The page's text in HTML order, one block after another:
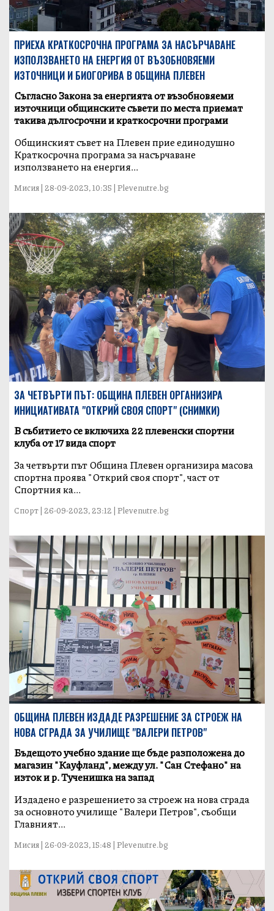
ПРИЕХА КРАТКОСРОЧНА ПРОГРАМА ЗА НАСЪРЧАВАНЕ
ИЗПОЛЗВАНЕТО НА ЕНЕРГИЯ ОТ ВЪЗОБНОВЯЕМИ
ИЗТОЧНИЦИ И БИОГОРИВА В ОБЩИНА ПЛЕВЕН
Съгласно Закона за енергията от възобновяеми
източници общинските съвети по места приемат
такива дългосрочни и краткосрочни програми
Общинският съвет на Плевен прие единодушно
Краткосрочна програма за насърчаване
използването на енергия...
Мисия | 28-09-2023, 10:35 | Plevenutre.bg
ЗА ЧЕТВЪРТИ ПЪТ: ОБЩИНА ПЛЕВЕН ОРГАНИЗИРА
ИНИЦИАТИВАТА "ОТКРИЙ СВОЯ СПОРТ" (СНИМКИ)
В събитието се включиха 22 плевенски спортни
клуба от 17 вида спорт
За четвърти път Община Плевен организира масова
спортна проява "Открий своя спорт", част от
Спортния ка...
Спорт | 26-09-2023, 23:12 | Plevenutre.bg
ОБЩИНА ПЛЕВЕН ИЗДАДЕ РАЗРЕШЕНИЕ ЗА СТРОЕЖ НА
НОВА СГРАДА ЗА УЧИЛИЩЕ "ВАЛЕРИ ПЕТРОВ"
Бъдещото учебно здание ще бъде разположена до
магазин "Кауфланд", между ул. "Сан Стефано" на
изток и р. Тученишка на запад
Издадено е разрешението за строеж на нова сграда
за основното училище "Валери Петров", съобщи
Главният...
Мисия | 26-09-2023, 15:48 | Plevenutre.bg